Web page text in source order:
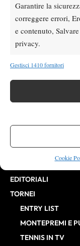
Garantire la
correggere errori,
e contenuto,
privacy.
Gestisci 1410 fornitori
Cookie
Editore:VIBES
Direttore
HOME
ENTRY LIST
NEWS
BILLIE JEAN
ATP FINALS
EDITORIALI
TORNEI
ENTRY LIST
MONTEPREMI E
TENNIS IN TV